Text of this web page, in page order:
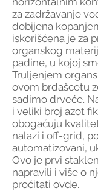
za zadržavanje
dobijena
iskorišćena je za
organskog
padine, u kojoj
Truljenjem
ovom brdašcetu
sadimo drveće.
i veliki broj azot
obogaćuju
nalazi i off-grid,
automatizovani,
Ovo je prvi
napravili i više o
pročitati ovde.